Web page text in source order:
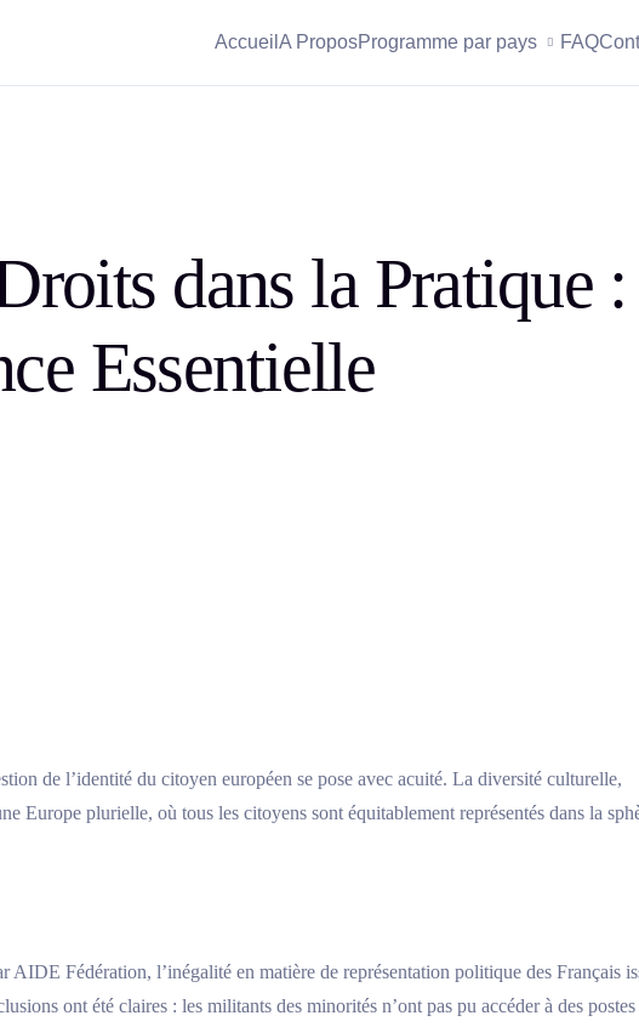
Accueil A ProposProgramme par pays FAQ
dans la Pratique :
Essentielle
de l’identité du citoyen européen se pose avec acuité. La diversité culturelle,
Europe plurielle, où tous les citoyens sont équitablement représentés dans la
AIDE Fédération, l’inégalité en matière de représentation politique des Français
ont été claires : les militants des minorités n’ont pas pu accéder à des postes